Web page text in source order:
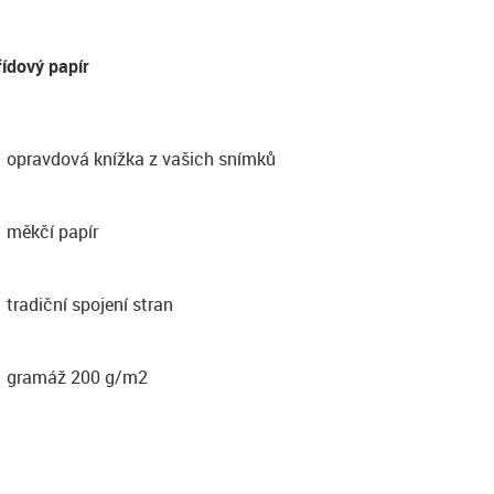
papír
opravdová knížka z vašich snímků
měkčí papír
tradiční spojení stran
gramáž 200 g/m2